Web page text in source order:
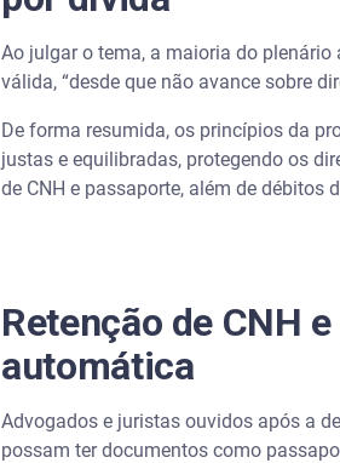
Onde posso contestar essas
Ao julgar o tema, a maioria do
válida, “desde que não avance sobre
De forma resumida, os princípios da
justas e equilibradas, protegendo os
de CNH e passaporte, além de
Retenção de CNH
automática
Advogados e juristas ouvidos após a
possam ter documentos como